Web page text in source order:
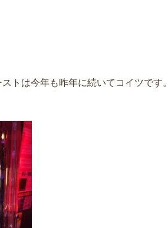
トは今年も昨年に続いてコイツです。